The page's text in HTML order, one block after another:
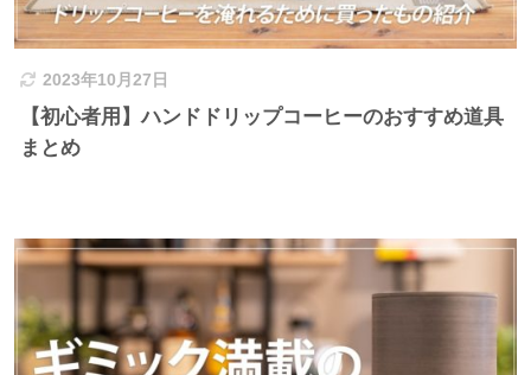
2023年10月27日
【初心者用】ハンドドリップコーヒーのおすすめ道具
まとめ